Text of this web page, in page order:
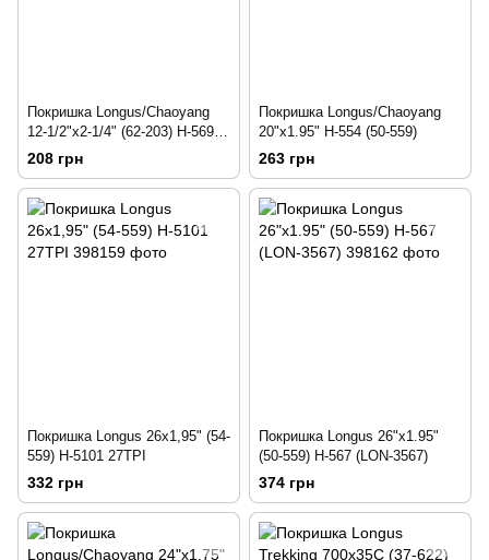
Покришка Longus/Chaoyang
12-1/2"x2-1/4" (62-203) H-569
(IA-2603)
208 грн
Покришка Longus/Chaoyang
20"x1.95" Н-554 (50-559)
263 грн
Покришка Longus 26x1,95" (54-
559) H-5101 27TPI
332 грн
Покришка Longus 26"x1.95"
(50-559) H-567 (LON-3567)
374 грн